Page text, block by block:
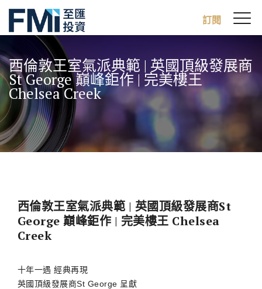
to
main
content
訂閱
西倫敦王室氣派典範 | 英國頂級發展商
St George 巔峰鉅作 | 完美樓王
Chelsea Creek
西倫敦王室氣派典範 | 英國頂級發展商St
George 巔峰鉅作 | 完美樓王 Chelsea
Creek
十年一遇 經典再現
英國頂級發展商St George 呈獻